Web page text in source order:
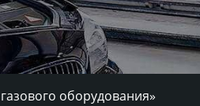
оборудования»